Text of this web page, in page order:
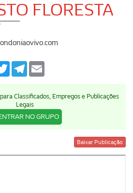
FLORESTA
TwitterTelegram
Classificados, Empregos e Publicações
Legais
NO GRUPO
Baixar Publicação